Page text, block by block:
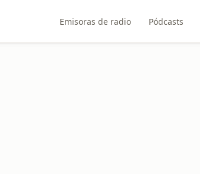
Emisoras de radio Pódcasts